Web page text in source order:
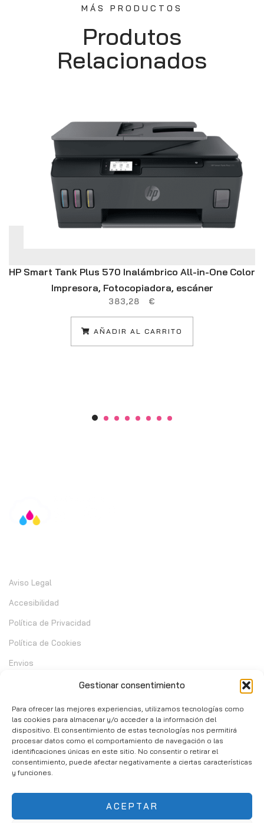
Gestionar consentimiento
Para ofrecer las mejores experiencias, utilizamos tecnologías como
las cookies para almacenar y/o acceder a la información del
dispositivo. El consentimiento de estas tecnologías nos permitirá
procesar datos como el comportamiento de navegación o las
identificaciones únicas en este sitio. No consentir o retirar el
consentimiento, puede afectar negativamente a ciertas características
y funciones.
ACEPTAR
MÁS PRODUCTOS
Produtos
Relacionados
HP Smart Tank Plus 570 Inalámbrico All-in-One Color
Impresora, Fotocopiadora, escáner
383,28 €
AÑADIR AL CARRITO
Aviso Legal
Accesibilidad
Política de Privacidad
Política de Cookies
Envios
Contacto
C/ Telera de Cortijo Chico 14 - Mijas 29651
info@consumibleshop.es